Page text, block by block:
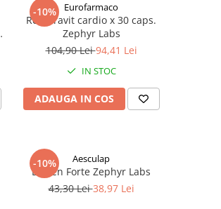
-10% Eurofarmaco
Resveravit cardio x 30 caps.
Zephyr Labs
104,90 Lei94,41 Lei
IN STOC
ADAUGA IN COS
-10% Aesculap
Bioven Forte Zephyr Labs
43,30 Lei38,97 Lei